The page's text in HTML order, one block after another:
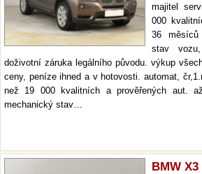
majitel
000
36 měsíců
stav
doživotní záruka legálního původu. výkup
ceny, peníze ihned a v hotovosti. automat,
než 19 000 kvalitních a prověřených aut.
mechanický stav…
BMW